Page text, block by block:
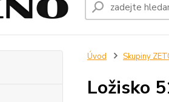
Úvod Skupiny
Ložisko